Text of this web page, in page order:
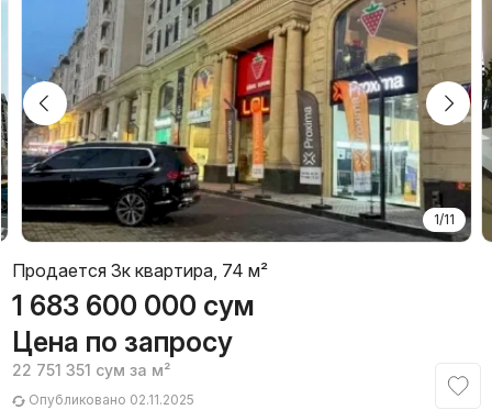
1/11
Продается 3к квартира, 74 м²
1 683 600 000 сум
Цена по запросу
22 751 351 сум за м²
Опубликовано 02.11.2025